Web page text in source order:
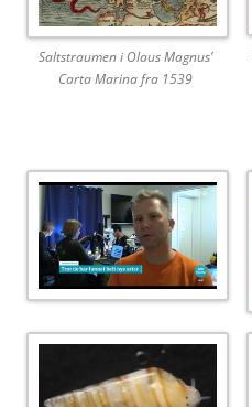
Saltstraumen i Olaus Magnus’
Carta Marina fra 1539